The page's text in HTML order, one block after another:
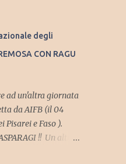
degli
CON RAGU
ad un'altra giornata
da AIFB (il 04
Pisarei e Faso ).
!! Un altro